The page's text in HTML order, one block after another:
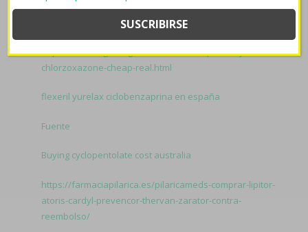
Avanafil 50mg senza ricetta
https://www.rogerbrighton.com/rb-cheapest-buy-
chlorzoxazone-cheap-real.html
flexeril yurelax ciclobenzaprina en españa
Fuente
Buying cyclopentolate cost australia
https://farmaciapilarica.es/pilaricameds-comprar-lipitor-
atoris-cardyl-prevencor-thervan-zarator-contra-
reembolso/